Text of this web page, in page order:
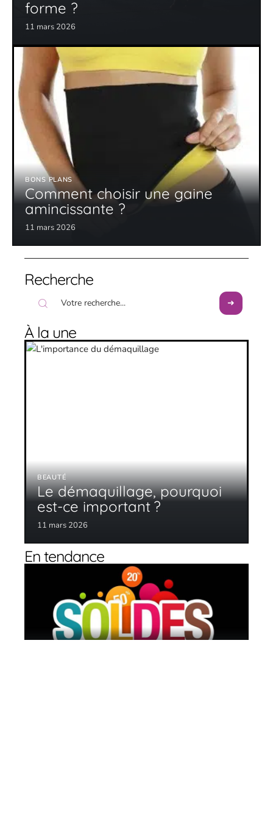
forme ?
11 mars 2026
BONS PLANS
Comment choisir une gaine
amincissante ?
11 mars 2026
Recherche
À la une
BEAUTÉ
Le démaquillage, pourquoi
est-ce important ?
11 mars 2026
En tendance
3 idées pour bien profiter des soldes